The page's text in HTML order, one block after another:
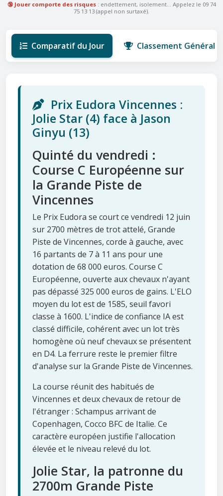
🔞 Jouer comporte des risques: endettement, isolement... Appelez le 09 74
75 13 13 (appel non surtaxé).
Comparatif du Jour Classement Général
Prix Eudora Vincennes :
Jolie Star (4) face à Jason
Ginyu (13)
Quinté du vendredi :
Course C Européenne sur
la Grande Piste de
Vincennes
Le Prix Eudora se court ce vendredi 12 juin
sur 2700 mètres de trot attelé, Grande
Piste de Vincennes, corde à gauche, avec
16 partants de 7 à 11 ans pour une
dotation de 68 000 euros. Course C
Européenne, ouverte aux chevaux n'ayant
pas dépassé 325 000 euros de gains. L'ELO
moyen du lot est de 1585, seuil favori
classe à 1600. L'indice de confiance IA est
classé difficile, cohérent avec un lot très
homogène où neuf chevaux se présentent
en D4. La ferrure reste le premier filtre
d'analyse sur la Grande Piste de Vincennes.
La course réunit des habitués de
Vincennes et deux chevaux de retour de
l'étranger : Schampus arrivant de
Copenhagen, Cocco BFC de Italie. Ce
caractère européen justifie l'allocation
élevée et le niveau relevé du lot.
Jolie Star, la patronne du
2700m Grande Piste